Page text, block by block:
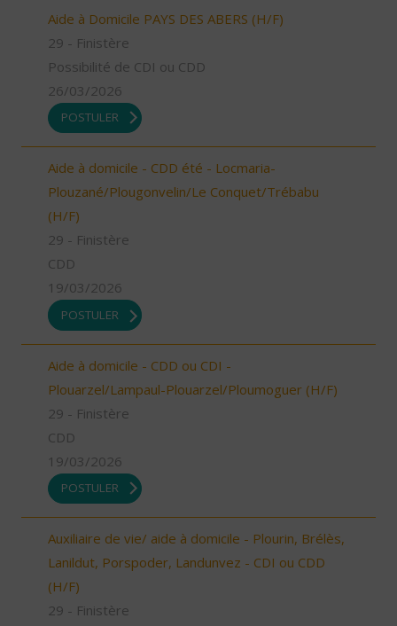
Aide à Domicile PAYS DES ABERS (H/F)
29 - Finistère
Possibilité de CDI ou CDD
26/03/2026
POSTULER
Aide à domicile - CDD été - Locmaria-
Plouzané/Plougonvelin/Le Conquet/Trébabu
(H/F)
29 - Finistère
CDD
19/03/2026
POSTULER
Aide à domicile - CDD ou CDI -
Plouarzel/Lampaul-Plouarzel/Ploumoguer (H/F)
29 - Finistère
CDD
19/03/2026
POSTULER
Auxiliaire de vie/ aide à domicile - Plourin, Brélès,
Lanildut, Porspoder, Landunvez - CDI ou CDD
(H/F)
29 - Finistère